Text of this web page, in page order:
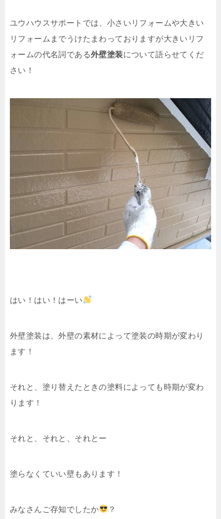
ユウハウスサポートでは、小さいリフォームや大きい
リフォームまでうけたまわっておりますが大きいリフ
ォームの代名詞である外壁塗装について語らせてくだ
さい！
はい！はい！はーい
外壁塗装は、外壁の素材によって塗装の時期が変わり
ます！
それと、塗り替えたときの塗料によっても時期が変わ
ります！
それと、それと、それとー
塗らなくていい壁もあります！
みなさんご存知でしたか ？